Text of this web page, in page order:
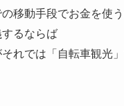
移動手段でお金を使
るならば
れでは「自転車観光